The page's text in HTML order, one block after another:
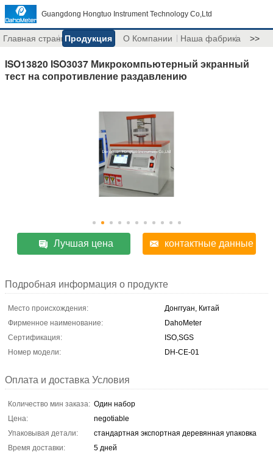
Guangdong Hongtuo Instrument Technology Co,Ltd
Главная страницаПродукция О Компании Наша фабрика >>
ISO13820 ISO3037 Микрокомпьютерный экранный
тест на сопротивление раздавлению
Лучшая цена контактные данные
Подробная информация о продукте
Место происхождения:
Донггуан, Китай
Фирменное наименование:
DahoMeter
Сертификация:
ISO,SGS
Номер модели:
DH-CE-01
Оплата и доставка Условия
Количество мин заказа: Один набор
Цена:
negotiable
Упаковывая детали:
стандартная экспортная деревянная упаковка
Время доставки:
5 дней